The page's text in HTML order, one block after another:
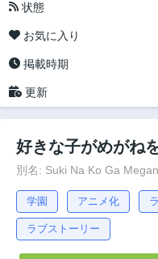
状態
お気に入り
掲載時期
更新
好きな子がめがね
別名: Suki Na Ko Ga
学園 アニメ化
ラブストーリー